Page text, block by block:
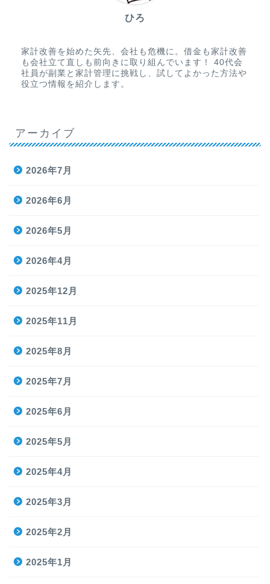
ひろ
家計改善を始めた矢先、会社も危機に。借金も家計改善
も会社立て直しも前向きに取り組んでいます！ 40代会
社員が副業と家計管理に挑戦し、試してよかった方法や
役立つ情報を紹介します。
アーカイブ
2026年7月
2026年6月
2026年5月
2026年4月
2025年12月
2025年11月
2025年8月
2025年7月
2025年6月
2025年5月
2025年4月
2025年3月
2025年2月
2025年1月